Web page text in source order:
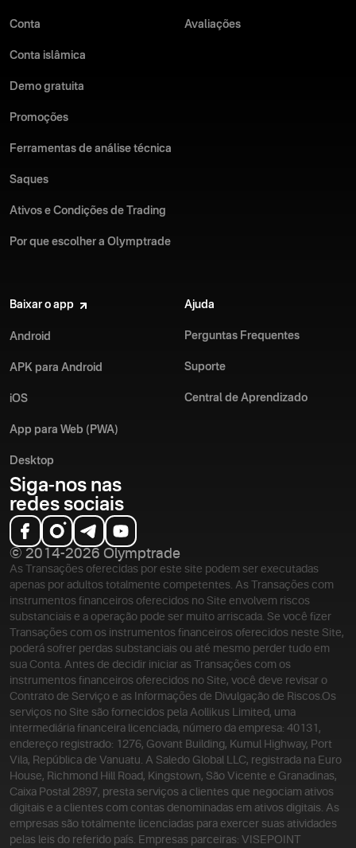
Conta
Conta islâmica
Demo gratuita
Promoções
Ferramentas de análise técnica
Saques
Ativos e Condições de Trading
Por que escolher a Olymptrade
Avaliações
Baixar o app
Android
APK para Android
iOS
App para Web (PWA)
Desktop
Ajuda
Perguntas Frequentes
Suporte
Central de Aprendizado
Siga-nos nas
redes sociais
© 2014-2026 Olymptrade
As Transações oferecidas por este site podem ser executadas
apenas por adultos totalmente competentes. As Transações com
instrumentos financeiros oferecidos no Site envolvem riscos
substanciais e a operação pode ser muito arriscada. Se você fizer
Transações com os instrumentos financeiros oferecidos neste Site,
poderá sofrer perdas substanciais ou até mesmo perder tudo em
sua Conta. Antes de decidir iniciar as Transações com os
instrumentos financeiros oferecidos no Site, você deve revisar o
Contrato de Serviço e as Informações de Divulgação de Riscos.Os
serviços no Site são fornecidos pela Aollikus Limited, uma
intermediária financeira licenciada, número da empresa: 40131,
endereço registrado: 1276, Govant Building, Kumul Highway, Port
Vila, República de Vanuatu. A Saledo Global LLC, registrada na Euro
House, Richmond Hill Road, Kingstown, São Vicente e Granadinas,
Caixa Postal 2897, presta serviços a clientes que negociam ativos
digitais e a clientes com contas denominadas em ativos digitais. As
empresas são totalmente licenciadas para exercer suas atividades
pelas leis do referido país. Empresas parceiras: VISEPOINT